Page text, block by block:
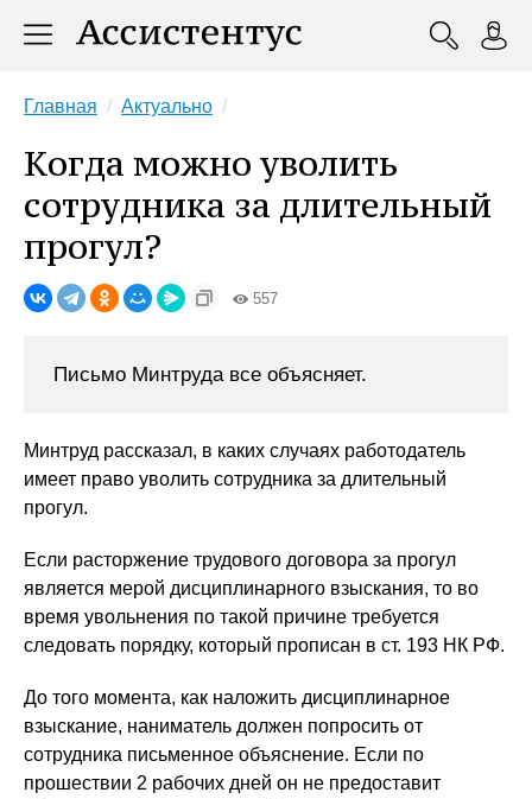
Главная Актуально
Когда можно уволить
сотрудника за длительный
прогул?
557
Письмо Минтруда все объясняет.
Минтруд рассказал, в каких случаях работодатель
имеет право уволить сотрудника за длительный
прогул.
Если расторжение трудового договора за прогул
является мерой дисциплинарного взыскания, то во
время увольнения по такой причине требуется
следовать порядку, который прописан в ст. 193 НК РФ.
До того момента, как наложить дисциплинарное
взыскание, наниматель должен попросить от
сотрудника письменное объяснение. Если по
прошествии 2 рабочих дней он не предоставит